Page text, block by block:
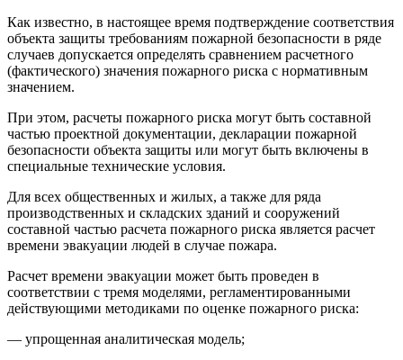
Как известно, в настоящее время подтверждение соответствия
объекта защиты требованиям пожарной безопасности в ряде
случаев допускается определять сравнением расчетного
(фактического) значения пожарного риска с нормативным
значением.
При этом, расчеты пожарного риска могут быть составной
частью проектной документации, декларации пожарной
безопасности объекта защиты или могут быть включены в
специальные технические условия.
Для всех общественных и жилых, а также для ряда
производственных и складских зданий и сооружений
составной частью расчета пожарного риска является расчет
времени эвакуации людей в случае пожара.
Расчет времени эвакуации может быть проведен в
соответствии с тремя моделями, регламентированными
действующими методиками по оценке пожарного риска:
— упрощенная аналитическая модель;